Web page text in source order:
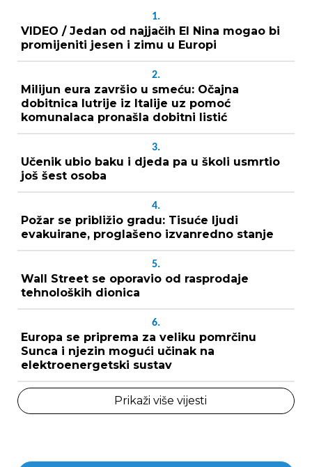
1.
VIDEO / Jedan od najjačih El Nina mogao bi
promijeniti jesen i zimu u Europi
2.
Milijun eura završio u smeću: Očajna
dobitnica lutrije iz Italije uz pomoć
komunalaca pronašla dobitni listić
3.
Učenik ubio baku i djeda pa u školi usmrtio
još šest osoba
4.
Požar se približio gradu: Tisuće ljudi
evakuirane, proglašeno izvanredno stanje
5.
Wall Street se oporavio od rasprodaje
tehnoloških dionica
6.
Europa se priprema za veliku pomrčinu
Sunca i njezin mogući učinak na
elektroenergetski sustav
Prikaži više vijesti